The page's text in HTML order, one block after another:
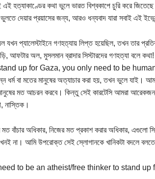
এই হত্যাকাণ্ডের কথা ভুলে ভারত বিশ্বকাপে চুরি করে
দেয়ার প্রয়াসের জন্য, আরও ধন্যবাদ যারা সবাই এই
যখন প্যালেস্টাইনে গণহত্যায় লিপ্ত হয়েছিল, তখন তার
আফটার অল, মুসলমান ব্রাদার সিস্টারদের গণহত্যা
up for Gaza, you only need to be human'।
ধর্ম বা মতের মানুষের অত্যাচার করা হয়, তখন ভুলে যাই।
মত আচরন করবে। কিন্তু সেই কারটেসি আমরা
নাস্তিক।
মত বাঁচার অধিকার, নিজের মত প্রকাশ করার অধিকার, এগুলো
না। আমি উপরোক্ত সেই স্লোগানকে খানিকটা বদলে
to be an atheist/free thinker to stand